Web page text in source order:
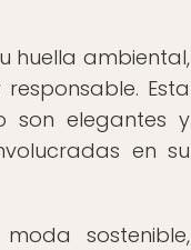
huella ambiental,
Esta
son elegantes y
en su
sostenible,